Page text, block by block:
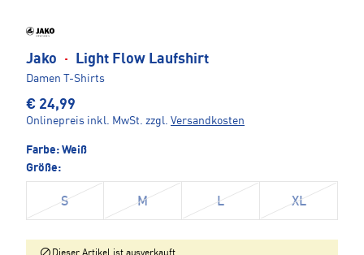
Jako · Light Flow Laufshirt
Damen T-Shirts
€ 24,99
Onlinepreis inkl. MwSt. zzgl. Versandkosten
Farbe: Weiß
Größe:
S M L XL